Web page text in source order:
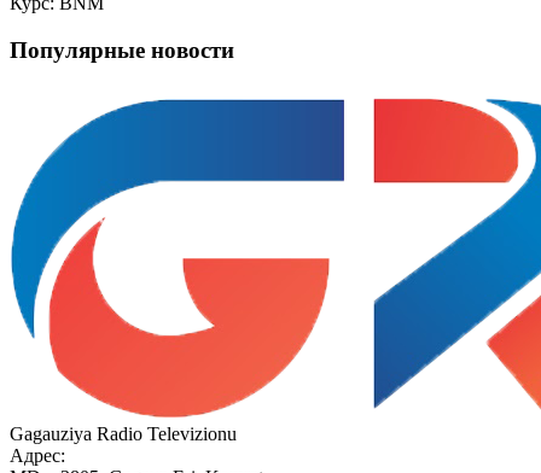
Популярные новости
Gagauziya Radio Televizionu
Адрес: